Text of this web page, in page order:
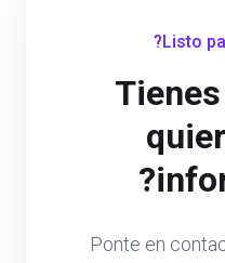
Ponte en